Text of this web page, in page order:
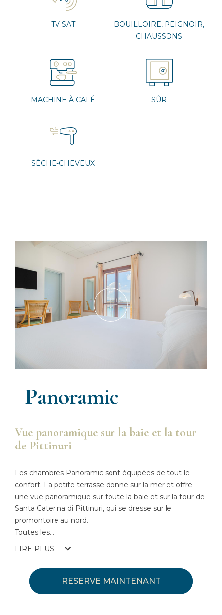
TV SAT
BOUILLOIRE, PEIGNOIR,
CHAUSSONS
MACHINE À CAFÉ SÛR
SÈCHE-CHEVEUX
Panoramic
Vue panoramique sur la baie et la tour
de Pittinuri
Les chambres Panoramic sont équipées de tout le
confort. La petite terrasse donne sur la mer et offre
une vue panoramique sur toute la baie et sur la tour de
Santa Caterina di Pittinuri, qui se dresse sur le
promontoire au nord.
Toutes les...
LIRE PLUS
RESERVE MAINTENANT